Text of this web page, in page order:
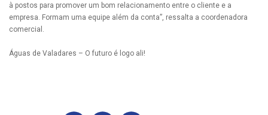
à postos para promover um bom relacionamento entre o cliente e a
empresa. Formam uma equipe além da conta”, ressalta a coordenadora
comercial.
Águas de Valadares – O futuro é logo ali!